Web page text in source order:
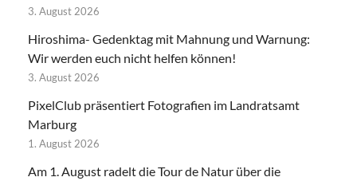
3. August 2026
Hiroshima- Gedenktag mit Mahnung und Warnung:
Wir werden euch nicht helfen können!
3. August 2026
PixelClub präsentiert Fotografien im Landratsamt
Marburg
1. August 2026
Am 1. August radelt die Tour de Natur über die